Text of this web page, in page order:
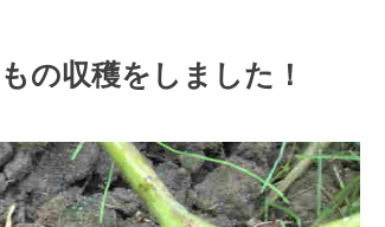
の収穫をしました！